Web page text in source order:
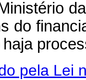
do
pela Lei